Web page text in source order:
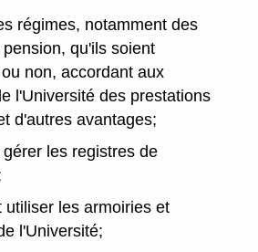
régimes, notamment des
qu'ils soient
non, accordant aux
l'Université des prestations
d'autres avantages;
les registres de
utiliser les armoiries et
l'Université;